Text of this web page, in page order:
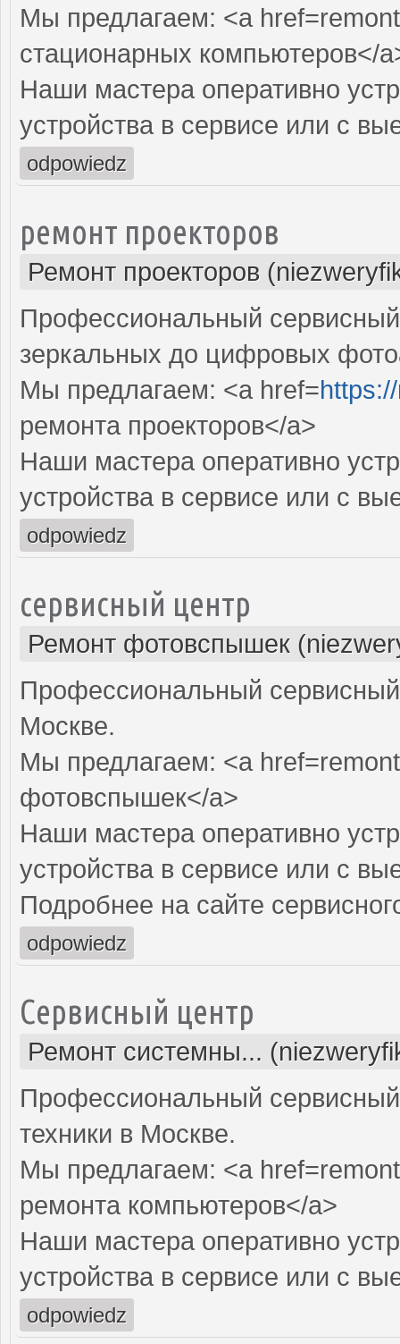
Мы предлагаем: <a
стационарных компьютеров</
Наши мастера оперативно
устройства в сервисе или с
odpowiedz
ремонт проекторов
Ремонт проекторов
Профессиональный
зеркальных до цифровых
Мы предлагаем: <a href=
ремонта проекторов</a>
Наши мастера оперативно
устройства в сервисе или с
odpowiedz
сервисный центр
Ремонт фотовспышек
Профессиональный
Москве.
Мы предлагаем: <a
фотовспышек</a>
Наши мастера оперативно
устройства в сервисе или с
Подробнее на сайте
odpowiedz
Сервисный центр
Ремонт системны...
Профессиональный
техники в Москве.
Мы предлагаем: <a
ремонта компьютеров</a>
Наши мастера оперативно
устройства в сервисе или с
odpowiedz